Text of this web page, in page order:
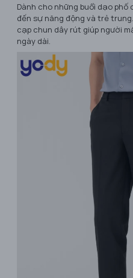
Dành cho những buổi dạo
đến sự năng động và trẻ
cạp chun dây rút giúp người
ngày dài.